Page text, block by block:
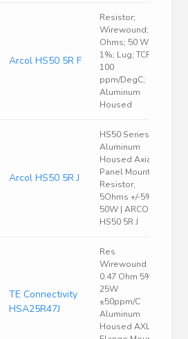
Arcol HS50 5R F
Resistor;
Wirewound; 5
Ohms; 50 W;
1%; Lug; TCR
100
ppm/DegC;
Aluminum
Housed
Arcol HS50 5R J
HS50 Series
Aluminum
Housed Axial
Panel Mount
Resistor,
5Ohms +/-5%
50W | ARCOL
HS50 5R J
TE Connectivity
HSA25R47J
Res
Wirewound
0.47 Ohm 5%
25W
±50ppm/C
Aluminum
Housed AXL